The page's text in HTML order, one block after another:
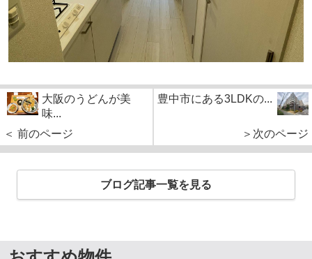
大阪のうどんが美
味...
＜ 前のページ
豊中市にある3LDKの...
＞次のページ
ブログ記事一覧を見る